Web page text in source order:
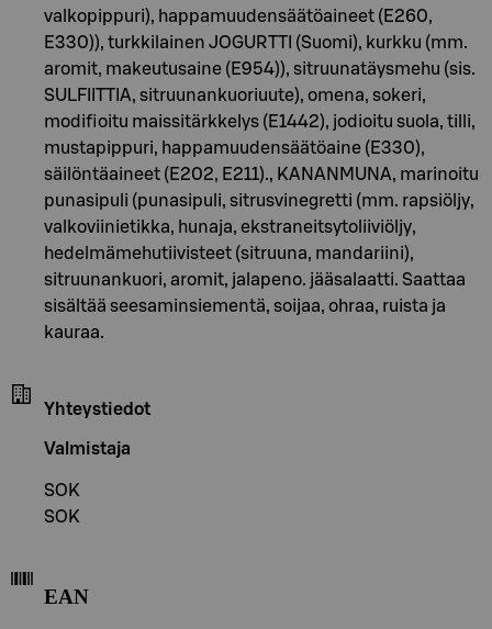
valkopippuri), happamuudensäätöaineet (E260,
E330)), turkkilainen JOGURTTI (Suomi), kurkku (mm.
aromit, makeutusaine (E954)), sitruunatäysmehu (sis.
SULFIITTIA, sitruunankuoriuute), omena, sokeri,
modifioitu maissitärkkelys (E1442), jodioitu suola, tilli,
mustapippuri, happamuudensäätöaine (E330),
säilöntäaineet (E202, E211)., KANANMUNA, marinoitu
punasipuli (punasipuli, sitrusvinegretti (mm. rapsiöljy,
valkoviinietikka, hunaja, ekstraneitsytoliiviöljy,
hedelmämehutiivisteet (sitruuna, mandariini),
sitruunankuori, aromit, jalapeno. jääsalaatti. Saattaa
sisältää seesaminsiementä, soijaa, ohraa, ruista ja
kauraa.
Yhteystiedot
Valmistaja
SOK
SOK
EAN